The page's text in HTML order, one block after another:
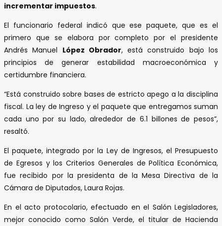
incrementar impuestos.
El funcionario federal indicó que ese paquete, que es el
primero que se elabora por completo por el presidente
Andrés Manuel López Obrador, está construido bajo los
principios de generar estabilidad macroeconómica y
certidumbre financiera.
“Está construido sobre bases de estricto apego a la disciplina
fiscal. La ley de Ingreso y el paquete que entregamos suman
cada uno por su lado, alrededor de 6.1 billones de pesos”,
resaltó.
El paquete, integrado por la Ley de Ingresos, el Presupuesto
de Egresos y los Criterios Generales de Política Económica,
fue recibido por la presidenta de la Mesa Directiva de la
Cámara de Diputados, Laura Rojas.
En el acto protocolario, efectuado en el Salón Legisladores,
mejor conocido como Salón Verde, el titular de Hacienda